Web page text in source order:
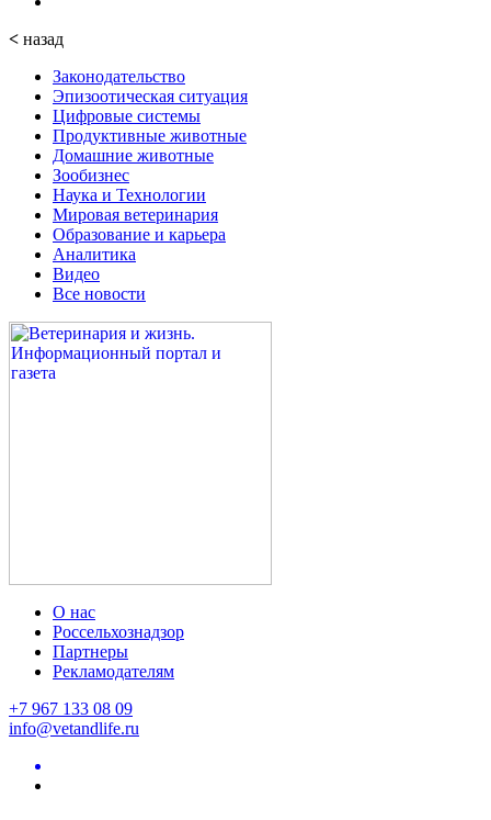
< назад
Законодательство
Эпизоотическая ситуация
Цифровые системы
Продуктивные животные
Домашние животные
Зообизнес
Наука и Технологии
Мировая ветеринария
Образование и карьера
Аналитика
Видео
Все новости
О нас
Россельхознадзор
Партнеры
Рекламодателям
+7 967 133 08 09
info@vetandlife.ru